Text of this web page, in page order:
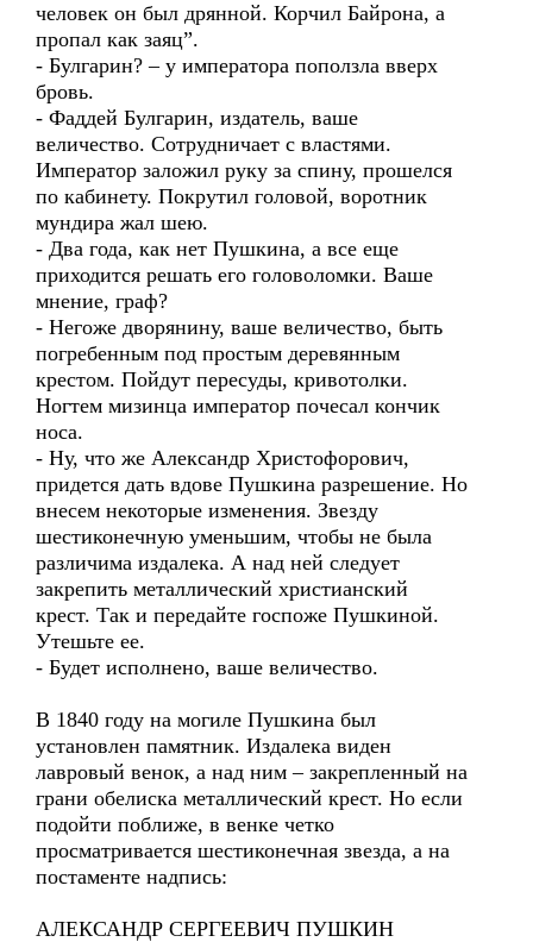
человек он был дрянной. Корчил Байрона, а
пропал как заяц”.
- Булгарин? – у императора поползла вверх
бровь.
- Фаддей Булгарин, издатель, ваше
величество. Сотрудничает с властями.
Император заложил руку за спину, прошелся
по кабинету. Покрутил головой, воротник
мундира жал шею.
- Два года, как нет Пушкина, а все еще
приходится решать его головоломки. Ваше
мнение, граф?
- Негоже дворянину, ваше величество, быть
погребенным под простым деревянным
крестом. Пойдут пересуды, кривотолки.
Ногтем мизинца император почесал кончик
носа.
- Ну, что же Александр Христофорович,
придется дать вдове Пушкина разрешение. Но
внесем некоторые изменения. Звезду
шестиконечную уменьшим, чтобы не была
различима издалека. А над ней следует
закрепить металлический христианский
крест. Так и передайте госпоже Пушкиной.
Утешьте ее.
- Будет исполнено, ваше величество.
В 1840 году на могиле Пушкина был
установлен памятник. Издалека виден
лавровый венок, а над ним – закрепленный на
грани обелиска металлический крест. Но если
подойти поближе, в венке четко
просматривается шестиконечная звезда, а на
постаменте надпись:
АЛЕКСАНДР СЕРГЕЕВИЧ ПУШКИН